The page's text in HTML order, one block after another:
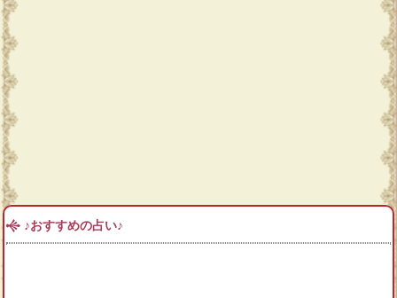
♪おすすめの占い♪